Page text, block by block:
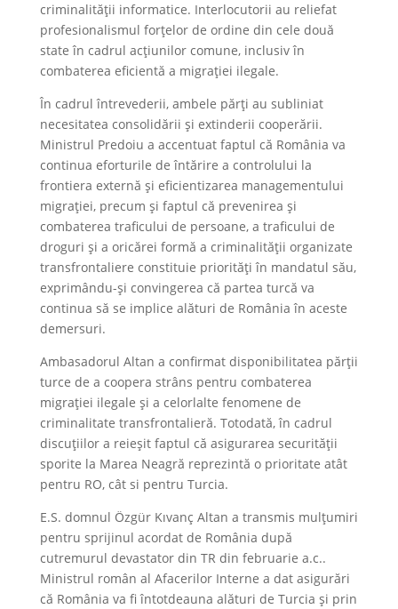
criminalității informatice. Interlocutorii au reliefat
profesionalismul forțelor de ordine din cele două
state în cadrul acțiunilor comune, inclusiv în
combaterea eficientă a migrației ilegale.
În cadrul întrevederii, ambele părți au subliniat
necesitatea consolidării și extinderii cooperării.
Ministrul Predoiu a accentuat faptul că România va
continua eforturile de întărire a controlului la
frontiera externă și eficientizarea managementului
migrației, precum și faptul că prevenirea și
combaterea traficului de persoane, a traficului de
droguri și a oricărei formă a criminalității organizate
transfrontaliere constituie priorități în mandatul său,
exprimându-și convingerea că partea turcă va
continua să se implice alături de România în aceste
demersuri.
Ambasadorul Altan a confirmat disponibilitatea părții
turce de a coopera strâns pentru combaterea
migrației ilegale și a celorlalte fenomene de
criminalitate transfrontalieră. Totodată, în cadrul
discuțiilor a reieșit faptul că asigurarea securității
sporite la Marea Neagră reprezintă o prioritate atât
pentru RO, cât si pentru Turcia.
E.S. domnul Özgür Kıvanç Altan a transmis mulțumiri
pentru sprijinul acordat de România după
cutremurul devastator din TR din februarie a.c..
Ministrul român al Afacerilor Interne a dat asigurări
că România va fi întotdeauna alături de Turcia și prin